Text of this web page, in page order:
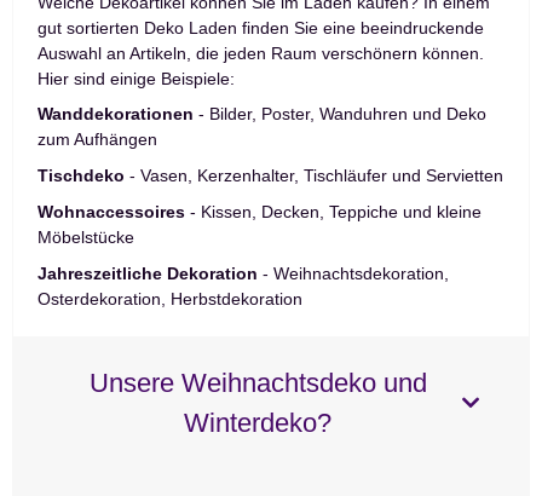
gut sortierten Deko Laden finden Sie eine beeindruckende
Auswahl an Artikeln, die jeden Raum verschönern können.
Hier sind einige Beispiele:
Wanddekorationen - Bilder, Poster, Wanduhren und Deko
zum Aufhängen
Tischdeko - Vasen, Kerzenhalter, Tischläufer und Servietten
Wohnaccessoires - Kissen, Decken, Teppiche und kleine
Möbelstücke
Jahreszeitliche Dekoration - Weihnachtsdekoration,
Osterdekoration, Herbstdekoration
Unsere Weihnachtsdeko und
Winterdeko?